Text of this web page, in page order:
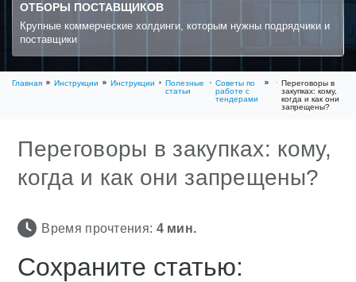
ОТБОРЫ ПОСТАВЩИКОВ
Крупные коммерческие холдинги, которым нужны подрядчики и
поставщики
Главная Инструкции Инструкции
Полезные
статьи
Советы по
работе с
тендерами
Переговоры в
закупках: кому,
когда и как они
запрещены?
Переговоры в закупках: кому,
когда и как они запрещены?
Время прочтения: 4мин.
Сохраните статью: